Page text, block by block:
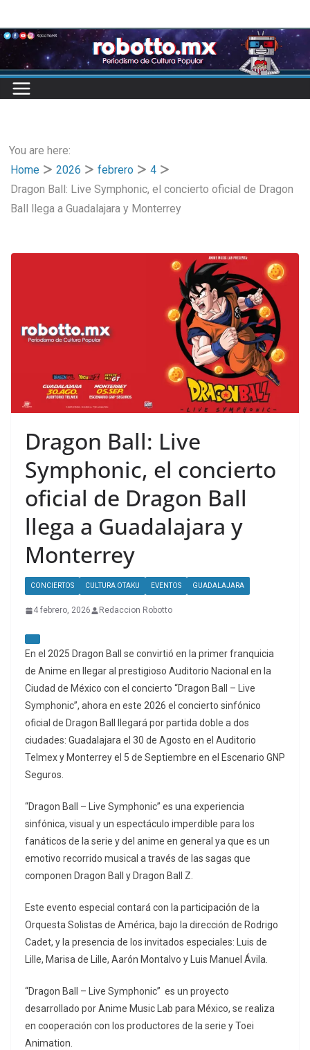
to
content
You are here:
Home
2026 febrero
4
Dragon Ball: Live Symphonic, el concierto oficial de Dragon
Ball llega a Guadalajara y Monterrey
Dragon Ball: Live
Symphonic, el concierto
oficial de Dragon Ball
llega a Guadalajara y
Monterrey
CONCIERTOS CULTURA OTAKU EVENTOS GUADALAJARA
4 febrero, 2026 Redaccion Robotto
En el 2025 Dragon Ball se convirtió en la primer franquicia
de Anime en llegar al prestigioso Auditorio Nacional en la
Ciudad de México con el concierto “Dragon Ball – Live
Symphonic”, ahora en este 2026 el concierto sinfónico
oficial de Dragon Ball llegará por partida doble a dos
ciudades: Guadalajara el 30 de Agosto en el Auditorio
Telmex y Monterrey el 5 de Septiembre en el Escenario GNP
Seguros.
“Dragon Ball – Live Symphonic” es una experiencia
sinfónica, visual y un espectáculo imperdible para los
fanáticos de la serie y del anime en general ya que es un
emotivo recorrido musical a través de las sagas que
componen Dragon Ball y Dragon Ball Z.
Este evento especial contará con la participación de la
Orquesta Solistas de América, bajo la dirección de Rodrigo
Cadet, y la presencia de los invitados especiales: Luis de
Lille, Marisa de Lille, Aarón Montalvo y Luis Manuel Ávila.
“Dragon Ball – Live Symphonic” es un proyecto
desarrollado por Anime Music Lab para México, se realiza
en cooperación con los productores de la serie y Toei
Animation.